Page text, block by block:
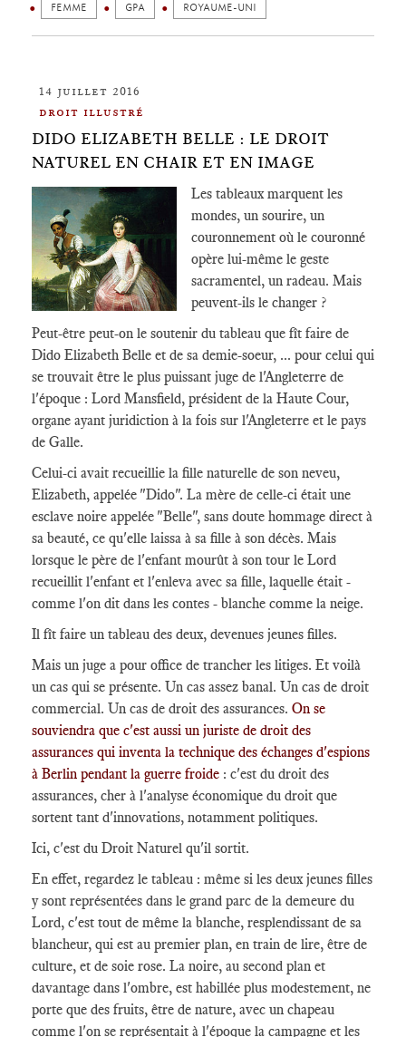
FEMME GPA ROYAUME-UNI
14 juillet 2016
droit illustré
DIDO ELIZABETH BELLE : LE DROIT
NATUREL EN CHAIR ET EN IMAGE
Les tableaux marquent les
mondes, un sourire, un
couronnement où le couronné
opère lui-même le geste
sacramentel, un radeau. Mais
peuvent-ils le changer ?
Peut-être peut-on le soutenir du tableau que fît faire de
Dido Elizabeth Belle et de sa demie-soeur, ... pour celui qui
se trouvait être le plus puissant juge de l'Angleterre de
l'époque : Lord Mansfield, président de la Haute Cour,
organe ayant juridiction à la fois sur l'Angleterre et le pays
de Galle.
Celui-ci avait recueillie la fille naturelle de son neveu,
Elizabeth, appelée "Dido". La mère de celle-ci était une
esclave noire appelée "Belle", sans doute hommage direct à
sa beauté, ce qu'elle laissa à sa fille à son décès. Mais
lorsque le père de l'enfant mourût à son tour le Lord
recueillit l'enfant et l'enleva avec sa fille, laquelle était -
comme l'on dit dans les contes - blanche comme la neige.
Il fît faire un tableau des deux, devenues jeunes filles.
Mais un juge a pour office de trancher les litiges. Et voilà
un cas qui se présente. Un cas assez banal. Un cas de droit
commercial. Un cas de droit des assurances. On se
souviendra que c'est aussi un juriste de droit des
assurances qui inventa la technique des échanges d'espions
à Berlin pendant la guerre froide : c'est du droit des
assurances, cher à l'analyse économique du droit que
sortent tant d'innovations, notamment politiques.
Ici, c'est du Droit Naturel qu'il sortit.
En effet, regardez le tableau : même si les deux jeunes filles
y sont représentées dans le grand parc de la demeure du
Lord, c'est tout de même la blanche, resplendissant de sa
blancheur, qui est au premier plan, en train de lire, être de
culture, et de soie rose. La noire, au second plan et
davantage dans l'ombre, est habillée plus modestement, ne
porte que des fruits, être de nature, avec un chapeau
comme l'on se représentait à l'époque la campagne et les